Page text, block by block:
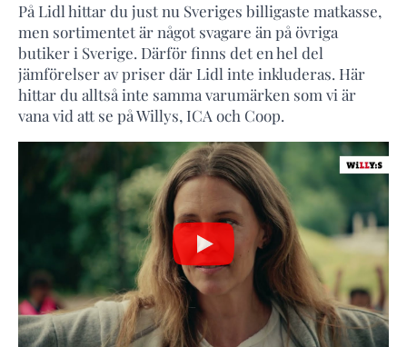
På Lidl hittar du just nu Sveriges billigaste matkasse,
men sortimentet är något svagare än på övriga
butiker i Sverige. Därför finns det en hel del
jämförelser av priser där Lidl inte inkluderas. Här
hittar du alltså inte samma varumärken som vi är
vana vid att se på Willys, ICA och Coop.